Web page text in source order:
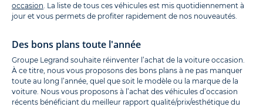
occasion . La liste de tous ces véhicules est mis quotidiennement à
jour et vous permets de profiter rapidement de nos nouveautés.
Des bons plans toute l'année
Groupe Legrand souhaite réinventer l’achat de la voiture occasion.
À ce titre, nous vous proposons des bons plans à ne pas manquer
toute au long l’année, quel que soit le modèle ou la marque de la
voiture. Nous vous proposons à l’achat des véhicules d’occasion
récents bénéficiant du meilleur rapport qualité/prix/esthétique du